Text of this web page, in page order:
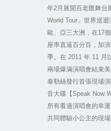
年2月展開百老匯舞台
World Tour」世界巡迴
歐、亞三大洲，在17
座率直逼百分百，加
季。在 2011 年 11 月
兩場爆滿演唱會結束
泰勒絲發行首張現場
音大碟【 Speak Now
所有看過演唱會的幸
共同體驗小公主的現場